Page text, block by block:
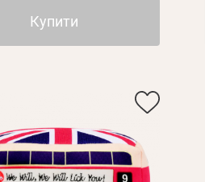
Купити